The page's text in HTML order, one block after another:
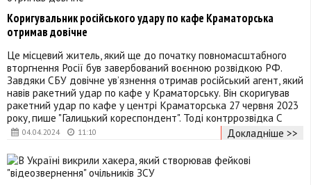
04.04.2024 11:10
Коригувальник російського удару по кафе Краматорська
отримав довічне
Це місцевий житель, який ще до початку повномасштабного
вторгнення Росії був завербований воєнною розвідкою РФ.
Завдяки СБУ довічне ув’язнення отримав російський агент, який
навів ракетний удар по кафе у Краматорську. Він скоригував
ракетний удар по кафе у центрі Краматорська 27 червня 2023
року, пише "Галицький кореспондент". Тоді контррозвідка С
Докладніше >>